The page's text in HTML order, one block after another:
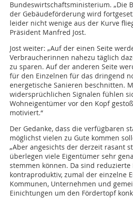
Bundeswirtschaftsministerium. „Die
der Gebäudeförderung wird
leider nicht wenige aus der Kurve
Präsident Manfred Jost.
Jost weiter: „Auf der einen Seite
Verbraucherinnen nahezu täglich
zu sparen. Auf der anderen Seite
für den Einzelnen für das dringend
energetische Sanieren beschnitten.
widersprüchlichen Signalen fühlen
Wohneigentümer vor den Kopf
motiviert.“
Der Gedanke, dass die verfügbaren
möglichst vielen zu Gute kommen
„Aber angesichts der derzeit rasant
überlegen viele Eigentümer sehr
stemmen können. Da sind reduzierte
kontraproduktiv, zumal der einzelne
Kommunen, Unternehmen und
Einichtungen um den Fördertopf